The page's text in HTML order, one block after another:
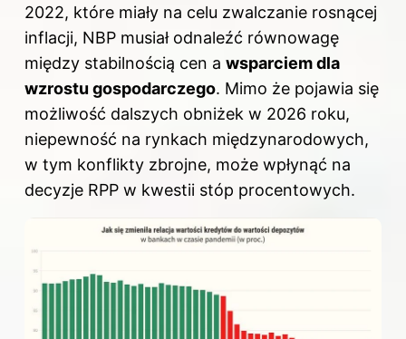
2022, które miały na celu zwalczanie rosnącej
inflacji, NBP musiał odnaleźć równowagę
między stabilnością cen a wsparciem dla
wzrostu gospodarczego. Mimo że pojawia się
możliwość dalszych obniżek w 2026 roku,
niepewność na rynkach międzynarodowych,
w tym konflikty zbrojne, może wpłynąć na
decyzje RPP w kwestii stóp procentowych.